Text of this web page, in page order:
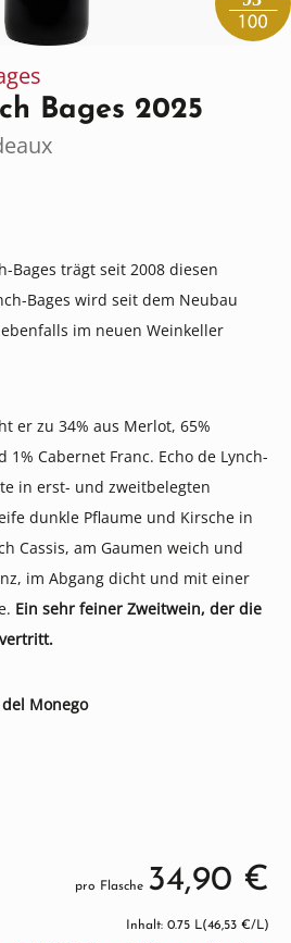
Bages 2025
Bages trägt seit 2008 diesen
Bages wird seit dem Neubau
im neuen Weinkeller
er zu 34% aus Merlot, 65%
1% Cabernet Franc. Echo de Lynch-
in erst- und zweitbelegten
dunkle Pflaume und Kirsche in
Cassis, am Gaumen weich und
im Abgang dicht und mit einer
Ein sehr feiner Zweitwein, der die
Monego
pro Flasche 34,90 €
Inhalt: 0.75 L(46,53 €/L)